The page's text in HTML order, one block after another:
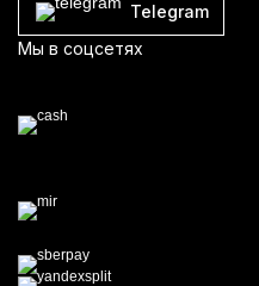
Telegram
Мы в соцсетях